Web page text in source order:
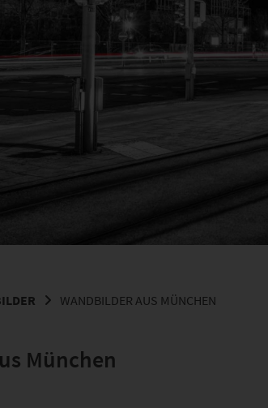
WANDBILDER AUS MÜNCHEN
München